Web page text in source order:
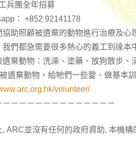
兵團全年招募
： +852 92141178
協助照顧被遺棄的動物進行治療及心
我們都急需要很多熱心的義工到達本
遺棄動物：洗澡、塗藥、放狗散步、
遺棄動物，給牠們一些愛、做基本
volunteer/
－－－－－－－－－－－－－－
, ARC並沒有任何的政府資助, 本機